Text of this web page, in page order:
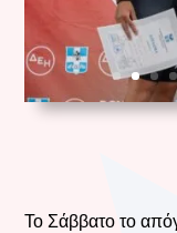
Το Σάββατο το